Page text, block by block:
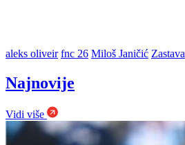
aleks oliveir fnc 26 Miloš Janičić Zastava
Najnovije
Vidi više